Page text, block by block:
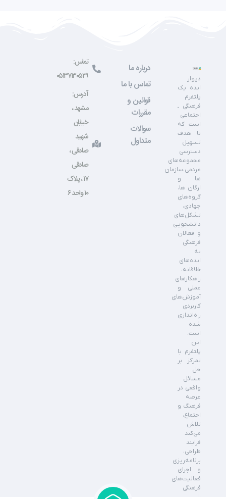
دیوار
ایده یک
پلتفرم
فرهنگی ـ
اجتماعی
است که
با هدف
تسهیل
دسترسی
مجموعه‌های
مردمی،سازمان
ها و
ارگان ها،
گروه‌های
جهادی،
تشکل‌های
دانشجویی
و فعالان
فرهنگی
به
ایده‌های
خلاقانه،
راهکارهای
عملی و
آموزش‌های
کاربردی
راه‌اندازی
شده
است.
این
پلتفرم با
تمرکز بر
حل
مسائل
واقعی در
عرصه
فرهنگ و
اجتماع،
تلاش
می‌کند
فرایند
طراحی،
برنامه‌ریزی
و اجرای
فعالیت‌های
فرهنگی
را
درباره ما
تماس با ما
قوانین و
مقررات
سوالات
متداول
تماس:
۰۵۱۳۷۱۳۰۵۲۹
آدرس:
مشهد ،
خیابان
شهید
صادقی ،
صادقی
۱۷ ، پلاک
۱۰ واحد ۶